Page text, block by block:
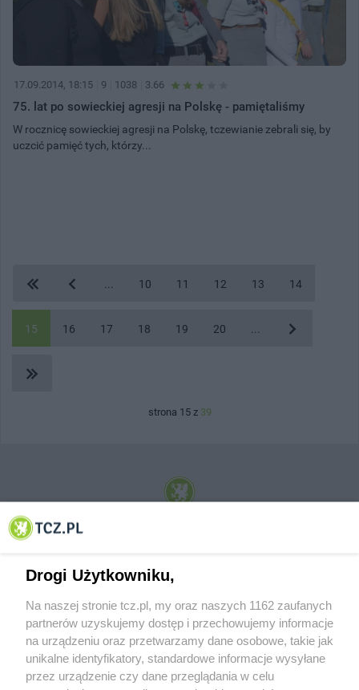
17.09.2014, 18:15 9 1038 3.66
75. lat po sowieckiej agresji na Polskę - pamiętaliśmy
W rocznicę sowieckiej agresji na Polskę, tczewianie zebrali się, by
uczcić pamięć tych, którzy...
10 11 12 13 14
15 16 17 18 19 20
strona 15 z 39
© 2001-2026 Tczew - TCZ.PL Sp. z o.o. Internetowy Serwis Informacyjny Miasta
Drogi Użytkowniku,
Na naszej stronie tcz.pl, my oraz naszych 1162 zaufanych
partnerów uzyskujemy dostęp i przechowujemy informacje
na urządzeniu oraz przetwarzamy dane osobowe, takie jak
unikalne identyfikatory, standardowe informacje wysyłane
przez urządzenie czy dane przeglądania w celu